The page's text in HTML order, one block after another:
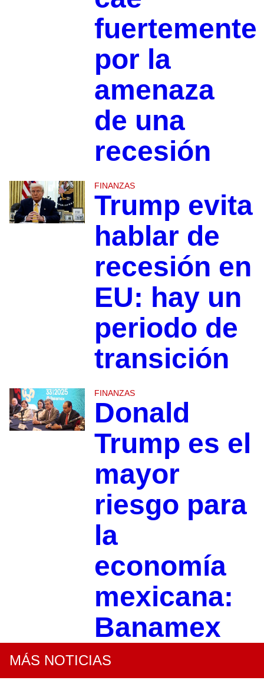
fuertemente
por la
amenaza
de una
recesión
FINANZAS
Trump evita
hablar de
recesión en
EU: hay un
periodo de
transición
FINANZAS
Donald
Trump es el
mayor
riesgo para
la
economía
mexicana:
Banamex
MÁS NOTICIAS